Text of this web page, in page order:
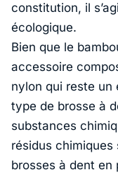
constitution, il
écologique.
Bien que le
accessoire
nylon qui reste un
type de brosse à
substances
résidus
brosses à dent en